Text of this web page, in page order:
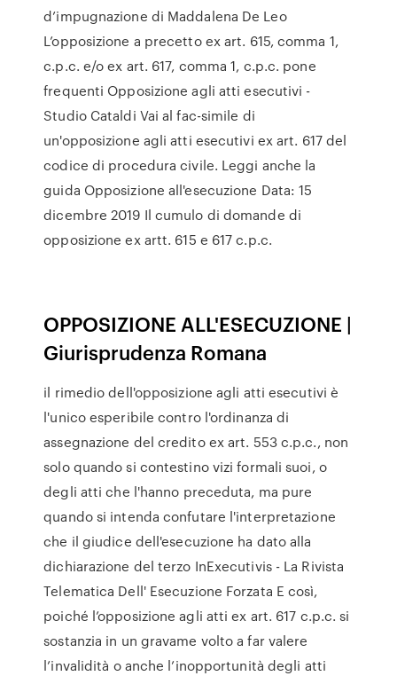
d’impugnazione di Maddalena De Leo
L’opposizione a precetto ex art. 615, comma 1,
c.p.c. e/o ex art. 617, comma 1, c.p.c. pone
frequenti Opposizione agli atti esecutivi -
Studio Cataldi Vai al fac-simile di
un'opposizione agli atti esecutivi ex art. 617 del
codice di procedura civile. Leggi anche la
guida Opposizione all'esecuzione Data: 15
dicembre 2019 Il cumulo di domande di
opposizione ex artt. 615 e 617 c.p.c.
OPPOSIZIONE ALL'ESECUZIONE |
Giurisprudenza Romana
il rimedio dell'opposizione agli atti esecutivi è
l'unico esperibile contro l'ordinanza di
assegnazione del credito ex art. 553 c.p.c., non
solo quando si contestino vizi formali suoi, o
degli atti che l'hanno preceduta, ma pure
quando si intenda confutare l'interpretazione
che il giudice dell'esecuzione ha dato alla
dichiarazione del terzo InExecutivis - La Rivista
Telematica Dell' Esecuzione Forzata E così,
poiché l’opposizione agli atti ex art. 617 c.p.c. si
sostanzia in un gravame volto a far valere
l’invalidità o anche l’inopportunità degli atti